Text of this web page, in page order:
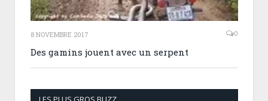
8 NOVEMBRE 2017 0
Des gamins jouent avec un serpent